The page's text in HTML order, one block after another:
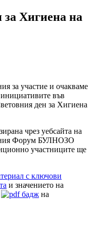
Хигиена на
за участие и очакваме
във
ден за Хигиена
чрез уебсайта на
Форум БУЛНОЗО
участниците ще
с ключови
и значението на
бадж на